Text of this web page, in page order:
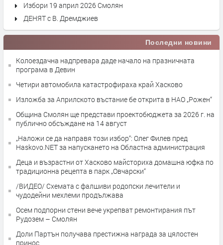
Избори 19 април 2026 Смолян
ДЕНЯТ с В. Дремджиев
Последни новини
Колоездачна надпревара даде начало на празничната
програма в Девин
Четири автомобила катастрофираха край Хасково
Изложба за Априлското въстание бе открита в НАО „Рожен“
Община Смолян ще представи проектобюджета за 2026 г. на
публично обсъждане на 14 август
„Наложи се да направя този избор“: Олег Филев пред
Haskovo.NET за напускането на Областна администрация
Деца и възрастни от Хасково майсториха домашна юфка по
традиционна рецепта в парк „Овчарски“
/ВИДЕО/ Схемата с фалшиви родопски лечители и
чудодейни мехлеми продължава
Осем подпорни стени вече укрепват ремонтирания път
Рудозем – Смолян
Доли Партън получава престижна награда за цялостен
принос